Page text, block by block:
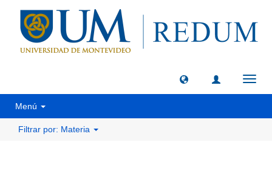
Menú
Filtrar por: Materia